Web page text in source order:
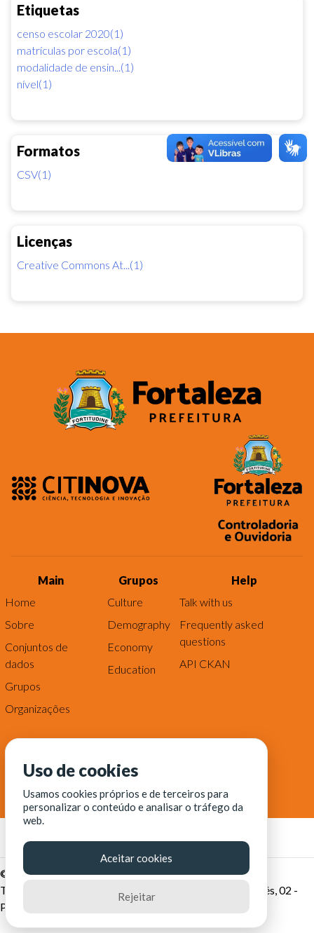
Etiquetas
censo escolar 2020(1)
matrículas por escola(1)
modalidade de ensin...(1)
nível(1)
Formatos
CSV(1)
Licenças
Creative Commons At...(1)
Main
Home
Sobre
Conjuntos de
dados
Grupos
Organizações
Grupos
Culture
Demography
Economy
Education
Help
Talk with us
Frequently asked
questions
API CKAN
© Fortaleza Digital || CITINOVA - Fundação de Ciência,
Tecnologia e Inovação de Fortaleza - Rua dos Tremembés, 02 -
Praia de Iracema - Fortaleza-CE
Uso de cookies
Usamos cookies próprios e de terceiros para
personalizar o conteúdo e analisar o tráfego da
web.
Aceitar cookies
Rejeitar